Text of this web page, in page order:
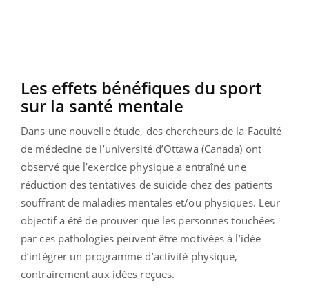
Les effets bénéfiques du sport
sur la santé mentale
Dans une nouvelle étude, des chercheurs de la Faculté
de médecine de l’université d’Ottawa (Canada) ont
observé que l’exercice physique a entraîné une
réduction des tentatives de suicide chez des patients
souffrant de maladies mentales et/ou physiques. Leur
objectif a été de prouver que les personnes touchées
par ces pathologies peuvent être motivées à l’idée
d’intégrer un programme d’activité physique,
contrairement aux idées reçues.